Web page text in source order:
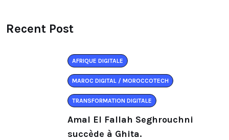
Recent Post
AFRIQUE DIGITALE
MAROC DIGITAL / MOROCCOTECH
TRANSFORMATION DIGITALE
Amal El Fallah Seghrouchni
succède à Ghita.